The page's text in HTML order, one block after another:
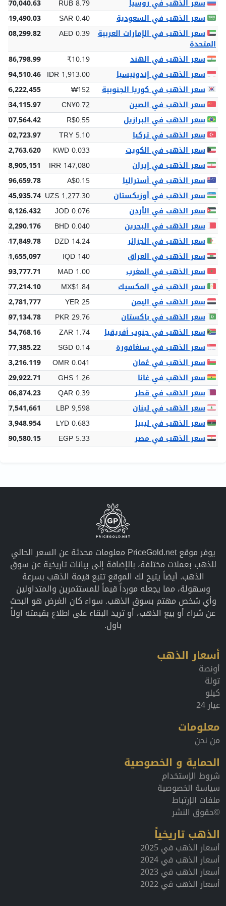
سعر الذهب في روسيا
RUB 8.79
سعر الذهب في السعودية
SAR 0.40
519,490.03
سعر الذهب في الإمارات العربية
المتحدة
AED 0.39
508,299.82
سعر الذهب في الهند
₹10.19
سعر الذهب في إندونيسيا
IDR 1,913.00
سعر الذهب في كوريا الجنوبية
₩152
سعر الذهب في الصين
CN¥0.72
سعر الذهب في البرازيل
R$0.55
سعر الذهب في تركيا
TRY 5.10
سعر الذهب في الكويت
KWD 0.033
42,763.620
سعر الذهب في إيران
IRR 147,080
سعر الذهب في أستراليا
A$0.15
سعر الذهب في أوزبكستان
UZS 1,277.30
سعر الذهب في الأردن
JOD 0.076
98,126.432
سعر الذهب في البحرين
BHD 0.040
52,290.176
سعر الذهب في الجزائر
DZD 14.24
سعر الذهب في العراق
IQD 140
سعر الذهب في المغرب
MAD 1.00
سعر الذهب في المكسيك
MX$1.84
سعر الذهب في اليمن
YER 25
32,781,777
سعر الذهب في باكستان
PKR 29.76
سعر الذهب في جنوب أفريقيا
ZAR 1.74
سعر الذهب في سنغافورة
SGD 0.14
177,385.22
سعر الذهب في عُمان
OMR 0.041
53,216.119
سعر الذهب في غانا
GHS 1.26
سعر الذهب في قطر
QAR 0.39
506,874.23
سعر الذهب في لبنان
LBP 9,598
سعر الذهب في ليبيا
LYD 0.683
سعر الذهب في مصر
EGP 5.33
يوفر موقع PriceGold.net معلومات محدثة عن السعر الحالي
للذهب بعملات مختلفة، بالإضافة إلى بيانات تاريخية عن سوق
الذهب. أيضاً يتيح لك الموقع تتبع قيمة الذهب بسرعة
وسهولة، مما يجعله مورداً قيماً للمستثمرين والمتداولين
وأي شخص مهتم بسوق الذهب. سواء كان الغرض هو البحث
عن شراء أو بيع الذهب، أو تريد البقاء على اطلاع بقيمته اولاً
باول.
أسعار الذهب
أونصة
تولة
كيلو
عيار 24
معلومات
من نحن
الحماية و الخصوصية
شروط الإستخدام
سياسة الخصوصية
ملفات الإرتباط
©حقوق النشر
الذهب تاريخياً
أسعار الذهب في 2025
أسعار الذهب في 2024
أسعار الذهب في 2023
أسعار الذهب في 2022